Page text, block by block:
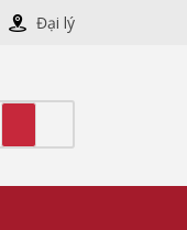
Đại lý